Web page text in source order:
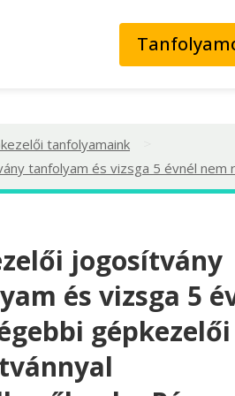
tanfolyamaink
tanfolyam és vizsga 5 évnél
jogosítvány
és vizsga 5
gépkezelői